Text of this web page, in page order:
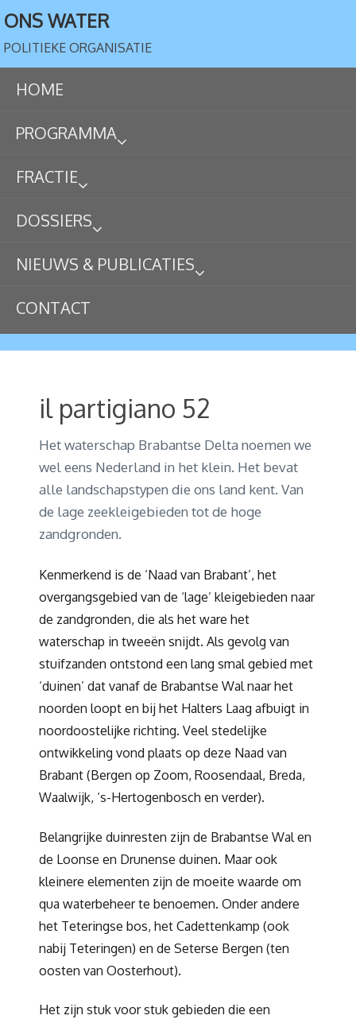
ONS WATER
POLITIEKE ORGANISATIE
HOME
PROGRAMMA
FRACTIE
DOSSIERS
NIEUWS & PUBLICATIES
CONTACT
il partigiano 52
Het waterschap Brabantse Delta noemen we
wel eens Nederland in het klein. Het bevat
alle landschapstypen die ons land kent. Van
de lage zeekleigebieden tot de hoge
zandgronden.
Kenmerkend is de ‘Naad van Brabant’, het
overgangsgebied van de ‘lage’ kleigebieden naar
de zandgronden, die als het ware het
waterschap in tweeën snijdt. Als gevolg van
stuifzanden ontstond een lang smal gebied met
‘duinen’ dat vanaf de Brabantse Wal naar het
noorden loopt en bij het Halters Laag afbuigt in
noordoostelijke richting. Veel stedelijke
ontwikkeling vond plaats op deze Naad van
Brabant (Bergen op Zoom, Roosendaal, Breda,
Waalwijk, ‘s-Hertogenbosch en verder).
Belangrijke duinresten zijn de Brabantse Wal en
de Loonse en Drunense duinen. Maar ook
kleinere elementen zijn de moeite waarde om
qua waterbeheer te benoemen. Onder andere
het Teteringse bos, het Cadettenkamp (ook
nabij Teteringen) en de Seterse Bergen (ten
oosten van Oosterhout).
Het zijn stuk voor stuk gebieden die een